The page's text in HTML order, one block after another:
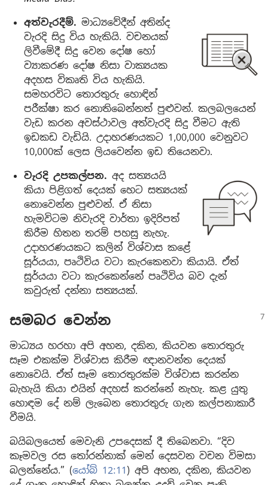
අත්වැරදීම්. මාධ්‍යවේදීන් අතින්ද
වැරදි සිදු විය හැකියි. වචනයක්
ලිවීමේදී සිදු වෙන දෝෂ හෝ
ව්‍යාකරණ දෝෂ නිසා වාක්‍යයක
අදහස විකෘති විය හැකියි.
සමහරවිට තොරතුරු හොඳින්
පරීක්ෂා කර නොතිබෙන්නත් පුළුවන්. කලබලයෙන්
වැඩ කරන අවස්ථාවල අත්වැරදි සිදු වීමට ඇති
ඉඩකඩ වැඩියි. උදාහරණයකට 1,00,000 වෙනුවට
10,000ක් ලෙස ලියවෙන්න ඉඩ තියෙනවා.
වැරදි උපකල්පන. අද සත්‍යයයි
කියා පිළිගත් දෙයක් හෙට සත්‍යයක්
නොවෙන්න පුළුවන්. ඒ නිසා
හැමවිටම නිවැරදි වාර්තා ඉදිරිපත්
කිරීම හිතන තරම් පහසු නැහැ.
උදාහරණයකට කලින් විශ්වාස කළේ
සූර්යයා, පෘථිවිය වටා කැරකෙනවා කියායි. ඒත්
සූර්යයා වටා කැරකෙන්නේ පෘථිවිය බව දැන්
කවුරුත් දන්නා සත්‍යයක්.
සමබර වෙන්න
මාධ්‍යය හරහා අපි අහන, දකින, කියවන තොරතුරු
සෑම එකක්ම විශ්වාස කිරීම ඥානවන්ත දෙයක්
නොවෙයි. ඒත් සෑම තොරතුරක්ම විශ්වාස කරන්න
බැහැයි කියා එයින් අදහස් කරන්නේ නැහැ. කළ යුතු
හොඳම දේ නම් ලැබෙන තොරතුරු ගැන කල්පනාකාරී
වීමයි.
බයිබලයෙත් මෙවැනි උපදෙසක් දී තිබෙනවා. “දිව
කෑමවල රස තෝරන්නාක් මෙන් දෙසවන වචන විමසා
බලන්නේය.” (යෝබ් 12:11) අපි අහන, දකින, කියවන